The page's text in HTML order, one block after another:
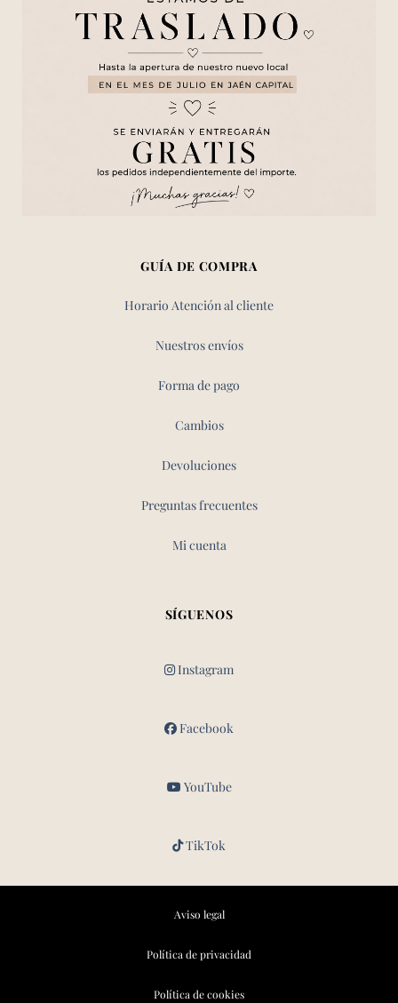
GUÍA DE COMPRA
Horario Atención al cliente
Nuestros envíos
Forma de pago
Cambios
Devoluciones
Preguntas frecuentes
Mi cuenta
SÍGUENOS
Instagram
Facebook
YouTube
TikTok
Aviso legal
Política de privacidad
Política de cookies